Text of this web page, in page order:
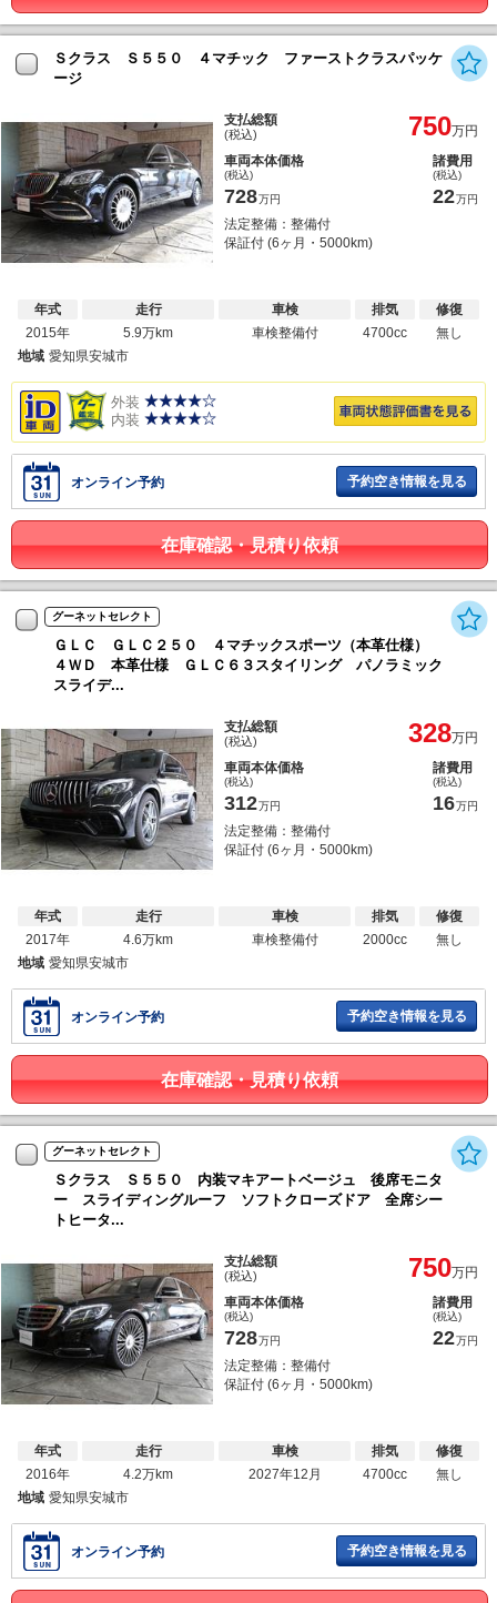
Ｓクラス Ｓ５５０ ４マチック ファーストクラスパッケ
ージ
支払総額
(税込) 750万円
車両本体価格
(税込)
728万円
諸費用
(税込)
22万円
法定整備：整備付
保証付 (6ヶ月・5000km)
年式
2015年
走行
5.9万km
車検
車検整備付
排気
4700cc
修復
無し
地域 愛知県安城市
外装
内装
オンライン予約 予約空き情報を見る
在庫確認・見積り依頼
グーネットセレクト
ＧＬＣ ＧＬＣ２５０ ４マチックスポーツ（本革仕様）
４ＷＤ 本革仕様 ＧＬＣ６３スタイリング パノラミック
スライデ...
支払総額
(税込) 328万円
車両本体価格
(税込)
312万円
諸費用
(税込)
16万円
法定整備：整備付
保証付 (6ヶ月・5000km)
年式
2017年
走行
4.6万km
車検
車検整備付
排気
2000cc
修復
無し
地域 愛知県安城市
オンライン予約 予約空き情報を見る
在庫確認・見積り依頼
グーネットセレクト
Ｓクラス Ｓ５５０ 内装マキアートベージュ 後席モニタ
ー スライディングルーフ ソフトクローズドア 全席シー
トヒータ...
支払総額
(税込) 750万円
車両本体価格
(税込)
728万円
諸費用
(税込)
22万円
法定整備：整備付
保証付 (6ヶ月・5000km)
年式
2016年
走行
4.2万km
車検
2027年12月
排気
4700cc
修復
無し
地域 愛知県安城市
オンライン予約 予約空き情報を見る